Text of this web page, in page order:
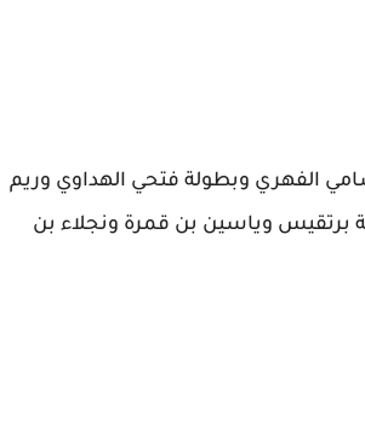
الفهري وبطولة فتحي الهداوي وريم
برتقيس وياسين بن قمرة ونجلاء بن